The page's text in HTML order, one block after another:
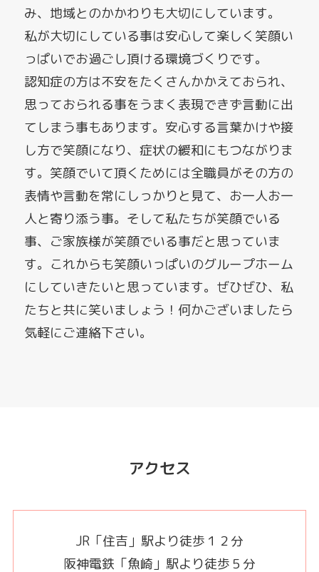
み、地域とのかかわりも大切にしています。
私が大切にしている事は安心して楽しく笑顔い
っぱいでお過ごし頂ける環境づくりです。
認知症の方は不安をたくさんかかえておられ、
思っておられる事をうまく表現できず言動に出
てしまう事もあります。安心する言葉かけや接
し方で笑顔になり、症状の緩和にもつながりま
す。笑顔でいて頂くためには全職員がその方の
表情や言動を常にしっかりと見て、お一人お一
人と寄り添う事。そして私たちが笑顔でいる
事、ご家族様が笑顔でいる事だと思っていま
す。これからも笑顔いっぱいのグループホーム
にしていきたいと思っています。ぜひぜひ、私
たちと共に笑いましょう！何かございましたら
気軽にご連絡下さい。
アクセス
JR「住吉」駅より徒歩１２分
阪神電鉄「魚崎」駅より徒歩５分